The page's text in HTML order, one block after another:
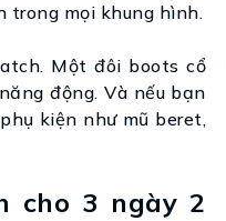
trong mọi khung hình.
Một đôi boots cổ
động. Và nếu bạn
kiện như mũ beret,
cho 3 ngày 2